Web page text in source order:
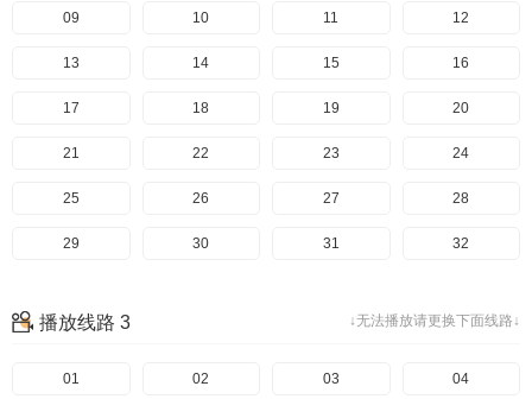
118 119 120 121
122 123 124 125
126 127 128 129
130 131 132 133
134 135 136 137
138 139 140 141
146
150 151 152 153
09 10 11 12
13 14 15 16
17 18 19 20
21 22 23 24
25 26 27 28
29 30 31 32
37
41 42 43 44
↓无法播放请更换下面线路↓
播放线路 3
01 02 03 04